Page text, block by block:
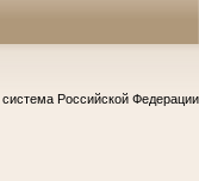
Российской